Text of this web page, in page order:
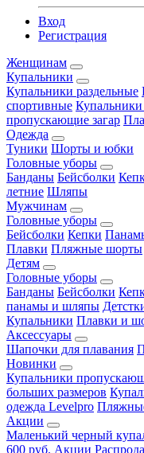
Вход
Регистрация
Женщинам
Купальники
Купальники раздельные
спортивные
пропускающие загар
Одежда
Туники Шорты и юбки
Головные уборы
Банданы Бейсболки
летние Шляпы
Мужчинам
Головные уборы
Бейсболки Кепки
Плавки Пляжные шорты
Детям
Головные уборы
Банданы Бейсболки
панамы и шляпы
Купальники Плавки и
Аксессуары
Шапочки для плавания
Новинки
Купальники
больших размеров
одежда Levelpro
Акции
Маленький черный
600 руб. Акции